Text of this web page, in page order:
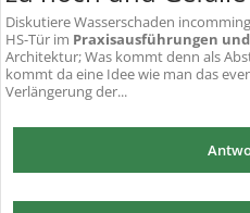
DiskutiereWasserschaden
HS-Tür im Praxisausführungen
Architektur; Was kommt denn als
kommt da eine Idee wie man das
Verlängerung der...